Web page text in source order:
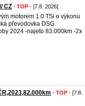
CZ - TOP - [7.8. 2026]
motorem 1.0 TSi o výkonu
převodovka DSG.
2024 -najeto 83.000km -2x
- TOP - [7.8.